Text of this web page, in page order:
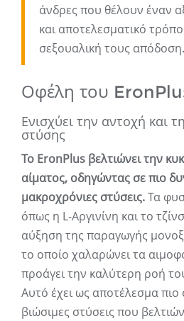
άνδρες που θέλουν έναν
και αποτελεσματικό
σεξουαλική τους απόδοση.
Οφέλη του
Ενισχύει την αντοχή και
στύσης
Το EronPlus βελτιώνει την
αίματος, οδηγώντας σε πιο
μακροχρόνιες στύσεις.Τα
όπως η L-Αργινίνη και το
αύξηση της παραγωγής
το οποίο χαλαρώνει τα
προάγει την καλύτερη ροή
Αυτό έχει ως αποτέλεσμα πιο
βιώσιμες στύσεις που